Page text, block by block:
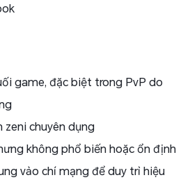
game, đặc biệt trong PvP do
zeni chuyên dụng
không phổ biến hoặc ổn định
vào chí mạng để duy trì hiệu